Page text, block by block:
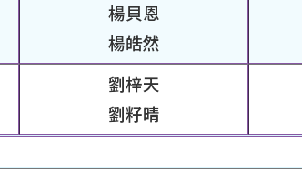
楊貝恩
楊皓然
劉梓天
劉籽晴